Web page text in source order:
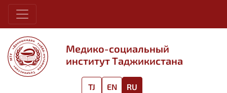
Медико-социальный
институт Таджикистана
TJ RU
EN